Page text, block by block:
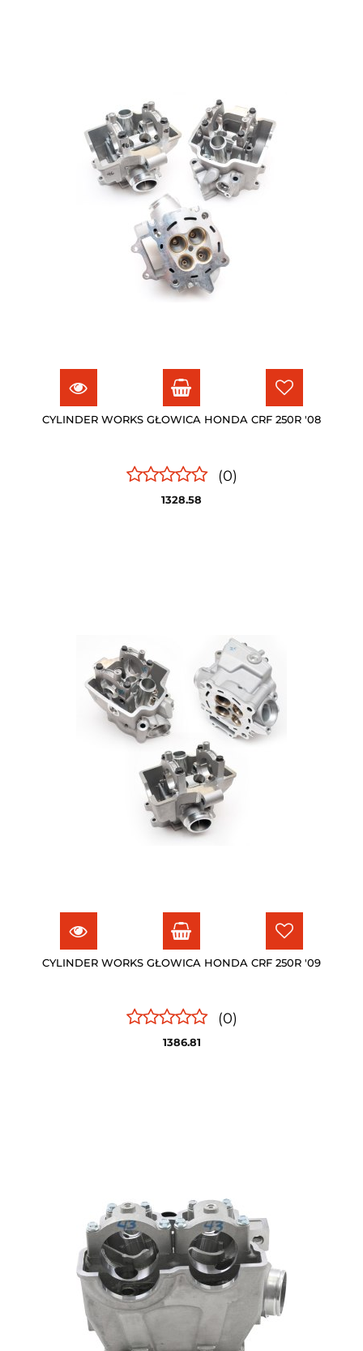
CYLINDER WORKS GŁOWICA HONDA CRF 250R '08
(0)
1328.58
CYLINDER WORKS GŁOWICA HONDA CRF 250R '09
(0)
1386.81